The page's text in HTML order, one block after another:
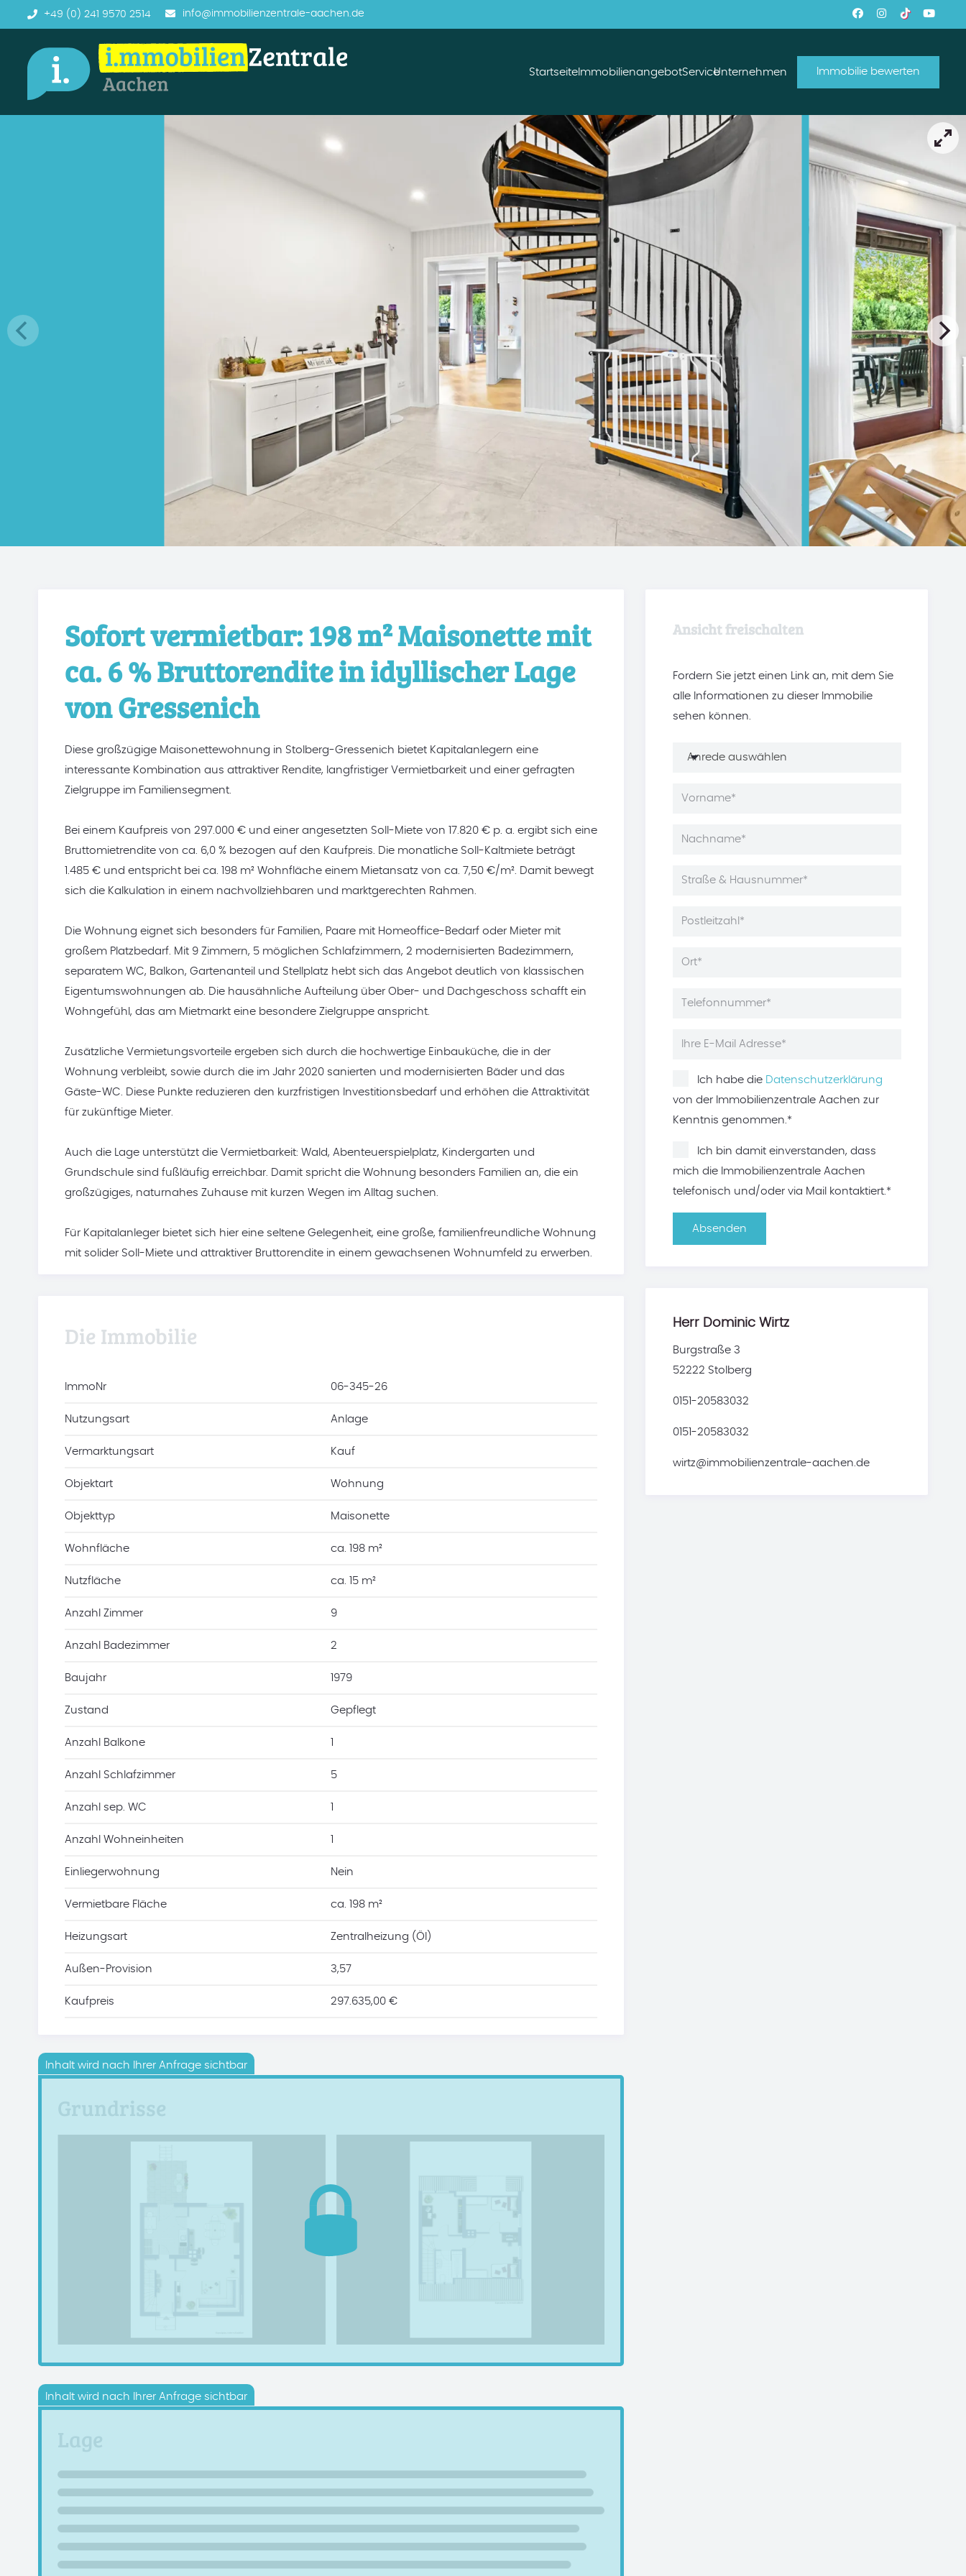
+49 (0) 241 9570 2514 info@immobilienzentrale-aachen.de
StartseiteImmobilienangebotServiceUnternehmen Immobilie bewerten
Sofort vermietbar: 198 m² Maisonette mit
ca. 6 % Bruttorendite in idyllischer Lage
von Gressenich
Diese großzügige Maisonettewohnung in Stolberg-Gressenich bietet Kapitalanlegern eine
interessante Kombination aus attraktiver Rendite, langfristiger Vermietbarkeit und einer gefragten
Zielgruppe im Familiensegment.
Bei einem Kaufpreis von 297.000 € und einer angesetzten Soll-Miete von 17.820 € p. a. ergibt sich eine
Bruttomietrendite von ca. 6,0 % bezogen auf den Kaufpreis. Die monatliche Soll-Kaltmiete beträgt
1.485 € und entspricht bei ca. 198 m² Wohnfläche einem Mietansatz von ca. 7,50 €/m². Damit bewegt
sich die Kalkulation in einem nachvollziehbaren und marktgerechten Rahmen.
Die Wohnung eignet sich besonders für Familien, Paare mit Homeoffice-Bedarf oder Mieter mit
großem Platzbedarf. Mit 9 Zimmern, 5 möglichen Schlafzimmern, 2 modernisierten Badezimmern,
separatem WC, Balkon, Gartenanteil und Stellplatz hebt sich das Angebot deutlich von klassischen
Eigentumswohnungen ab. Die hausähnliche Aufteilung über Ober- und Dachgeschoss schafft ein
Wohngefühl, das am Mietmarkt eine besondere Zielgruppe anspricht.
Zusätzliche Vermietungsvorteile ergeben sich durch die hochwertige Einbauküche, die in der
Wohnung verbleibt, sowie durch die im Jahr 2020 sanierten und modernisierten Bäder und das
Gäste-WC. Diese Punkte reduzieren den kurzfristigen Investitionsbedarf und erhöhen die Attraktivität
für zukünftige Mieter.
Auch die Lage unterstützt die Vermietbarkeit: Wald, Abenteuerspielplatz, Kindergarten und
Grundschule sind fußläufig erreichbar. Damit spricht die Wohnung besonders Familien an, die ein
großzügiges, naturnahes Zuhause mit kurzen Wegen im Alltag suchen.
Für Kapitalanleger bietet sich hier eine seltene Gelegenheit, eine große, familienfreundliche Wohnung
mit solider Soll-Miete und attraktiver Bruttorendite in einem gewachsenen Wohnumfeld zu erwerben.
Die Immobilie
ImmoNr 06-345-26
Nutzungsart Anlage
Vermarktungsart Kauf
Objektart Wohnung
Objekttyp Maisonette
Wohnfläche ca. 198 m²
Nutzfläche ca. 15 m²
Anzahl Zimmer 9
Anzahl Badezimmer 2
Baujahr 1979
Zustand Gepflegt
Anzahl Balkone 1
Anzahl Schlafzimmer 5
Anzahl sep. WC 1
Anzahl Wohneinheiten 1
Einliegerwohnung Nein
Vermietbare Fläche ca. 198 m²
Heizungsart Zentralheizung (Öl)
Außen-Provision 3,57
Kaufpreis 297.635,00 €
Inhalt wird nach Ihrer Anfrage sichtbar
Grundrisse
Inhalt wird nach Ihrer Anfrage sichtbar
Lage
Ansicht freischalten
Fordern Sie jetzt einen Link an, mit dem Sie
alle Informationen zu dieser Immobilie
sehen können.
Anrede auswählen
Ich habe die Datenschutzerklärung
von der Immobilienzentrale Aachen zur
Kenntnis genommen.*
Ich bin damit einverstanden, dass
mich die Immobilienzentrale Aachen
telefonisch und/oder via Mail kontaktiert.*
Absenden
Herr Dominic Wirtz
Burgstraße 3
52222 Stolberg
0151-20583032
0151-20583032
wirtz@immobilienzentrale-aachen.de